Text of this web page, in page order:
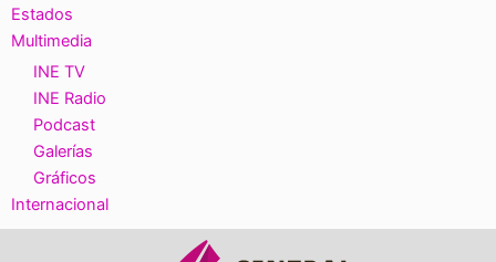
Estados
Multimedia
INE TV
INE Radio
Podcast
Galerías
Gráficos
Internacional